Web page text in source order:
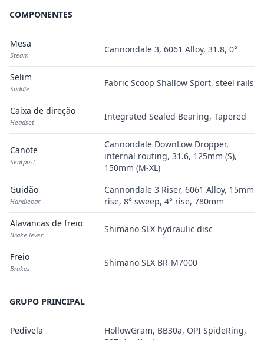
COMPONENTES
Mesa
Steam
Cannondale 3, 6061 Alloy, 31.8, 0°
Selim
Saddle
Fabric Scoop Shallow Sport, steel rails
Caixa de direção
Headset
Integrated Sealed Bearing, Tapered
Canote
Seatpost
Cannondale DownLow Dropper,
internal routing, 31.6, 125mm (S),
150mm (M-XL)
Guidão
Handlebar
Cannondale 3 Riser, 6061 Alloy, 15mm
rise, 8° sweep, 4° rise, 780mm
Alavancas de freio
Brake lever
Shimano SLX hydraulic disc
Freio
Brakes
Shimano SLX BR-M7000
GRUPO PRINCIPAL
Pedivela
HollowGram, BB30a, OPI SpideRing,